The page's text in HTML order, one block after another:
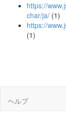
https://
char/ja/ (1)
https://
(1)
ヘルプ